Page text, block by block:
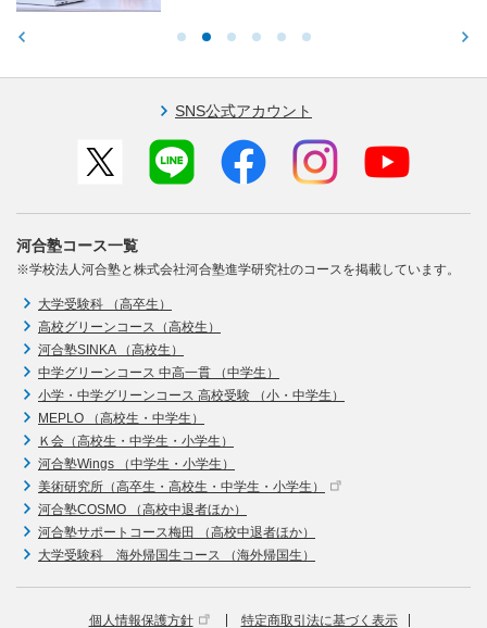
SNS公式アカウント
河合塾コース一覧
※学校法人河合塾と株式会社河合塾進学研究社のコースを掲載しています。
大学受験科 （高卒生）
高校グリーンコース（高校生）
河合塾SINKA （高校生）
中学グリーンコース 中高一貫 （中学生）
小学・中学グリーンコース 高校受験 （小・中学生）
MEPLO （高校生・中学生）
Ｋ会（高校生・中学生・小学生）
河合塾Wings （中学生・小学生）
美術研究所（高卒生・高校生・中学生・小学生）
河合塾COSMO （高校中退者ほか）
河合塾サポートコース梅田 （高校中退者ほか）
大学受験科 海外帰国生コース （海外帰国生）
個人情報保護方針 特定商取引法に基づく表示